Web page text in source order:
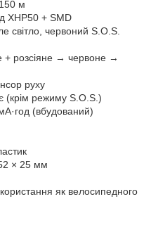
м
XHP50 + SMD
світло, червоний S.O.S.
+ розсіяне → червоне →
руху
режиму S.O.S.)
(вбудований)
× 25 мм
як велосипедного